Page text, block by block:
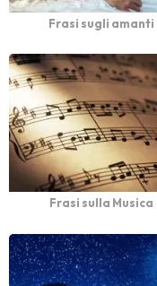
Frasi sugli amanti
Frasi sulla Musica